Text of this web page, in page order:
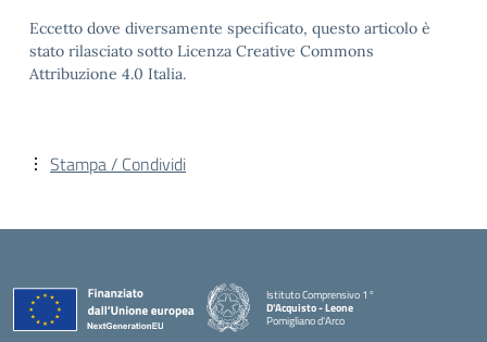
Eccetto dove diversamente specificato, questo articolo è
stato rilasciato sotto Licenza Creative Commons
Attribuzione 4.0 Italia.
Stampa / Condividi
Istituto Comprensivo 1°
D'Acquisto - Leone
Pomigliano d'Arco
— Visita la pagina iniziale della scuola